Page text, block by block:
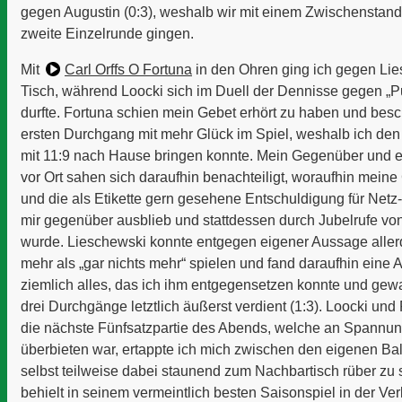
gegen Augustin (0:3), weshalb wir mit einem
zweite Einzelrunde gingen.
Mit Carl Orffs O Fortuna in den Ohren ging ich gegen
Tisch, während Loocki sich im Duell der Dennisse gegen
durfte. Fortuna schien mein Gebet erhört zu haben und
ersten Durchgang mit mehr Glück im Spiel, weshalb ich
mit 11:9 nach Hause bringen konnte. Mein Gegenüber und
vor Ort sahen sich daraufhin benachteiligt, woraufhin
und die als Etikette gern gesehene Entschuldigung für
mir gegenüber ausblieb und stattdessen durch Jubelrufe
wurde. Lieschewski konnte entgegen eigener Aussage
mehr als „gar nichts mehr“ spielen und fand daraufhin eine
ziemlich alles, das ich ihm entgegensetzen konnte und
drei Durchgänge letztlich äußerst verdient (1:3). Loocki und
die nächste Fünfsatzpartie des Abends, welche an
überbieten war, ertappte ich mich zwischen den eigenen
selbst teilweise dabei staunend zum Nachbartisch rüber zu
behielt in seinem vermeintlich besten Saisonspiel in der